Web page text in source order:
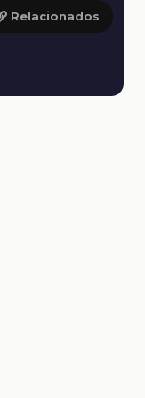
Relacionados